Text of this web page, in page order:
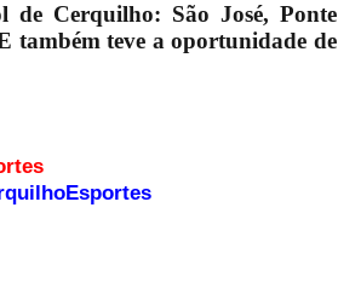
de Cerquilho: São José, Ponte
também teve a oportunidade de
Esportes